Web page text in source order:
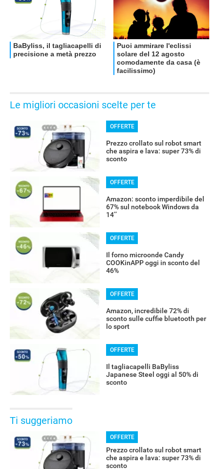
OFFERTE
Le migliori occasioni scelte per te
OFFERTE
Prezzo crollato sul robot smart
che aspira e lava: super 73% di
sconto
OFFERTE
Amazon: sconto imperdibile del
67% sul notebook Windows da
14’’
OFFERTE
Il forno microonde Candy
COOKinAPP oggi in sconto del
46%
OFFERTE
Amazon, incredibile 72% di
sconto sulle cuffie bluetooth per
lo sport
OFFERTE
Il tagliacapelli BaByliss
Japanese Steel oggi al 50% di
sconto
Ti suggeriamo
OFFERTE
Prezzo crollato sul robot smart
che aspira e lava: super 73% di
sconto